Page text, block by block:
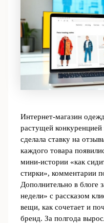
Интернет-магазин
растущей
сделала ставку на
каждого товара
мини-истории «как
стирки», комментарии
Дополнительно в блоге
недели» с рассказом
вещи, как сочетает и
бренд. За полгода